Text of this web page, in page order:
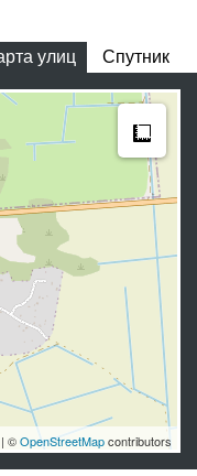
улиц Спутник
| ©OpenStreetMapcontributors